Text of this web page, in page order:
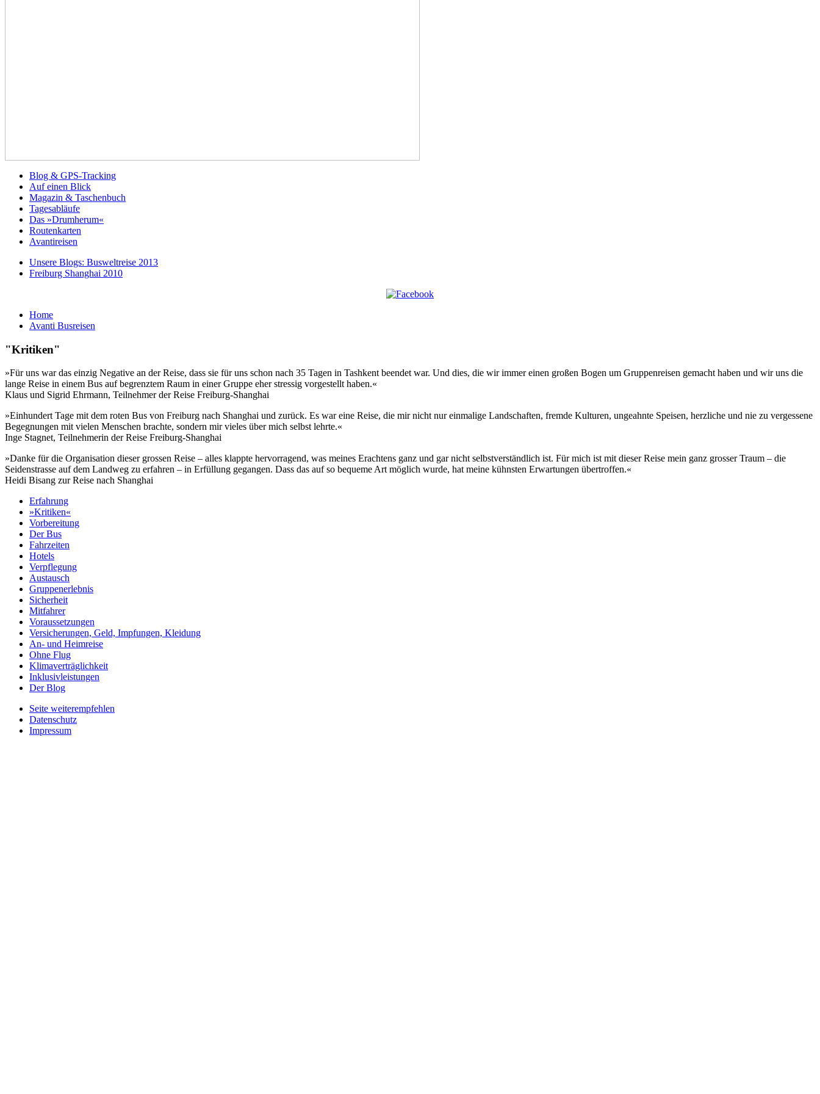
Blog & GPS-Tracking
Auf einen Blick
Magazin & Taschenbuch
Tagesabläufe
Das »Drumherum«
Routenkarten
Avantireisen
Unsere Blogs: Busweltreise 2013
Freiburg Shanghai 2010
Home
Avanti Busreisen
"Kritiken"
»Für uns war das einzig Negative an der Reise, dass sie für uns schon nach 35 Tagen in Tashkent beendet war. Und dies, die wir immer einen großen Bogen um Gruppenreisen gemacht haben und wir uns die
lange Reise in einem Bus auf begrenztem Raum in einer Gruppe eher stressig vorgestellt haben.«
Klaus und Sigrid Ehrmann, Teilnehmer der Reise Freiburg-Shanghai
»Einhundert Tage mit dem roten Bus von Freiburg nach Shanghai und zurück. Es war eine Reise, die mir nicht nur einmalige Landschaften, fremde Kulturen, ungeahnte Speisen, herzliche und nie zu vergessene
Begegnungen mit vielen Menschen brachte, sondern mir vieles über mich selbst lehrte.«
Inge Stagnet, Teilnehmerin der Reise Freiburg-Shanghai
»Danke für die Organisation dieser grossen Reise – alles klappte hervorragend, was meines Erachtens ganz und gar nicht selbstverständlich ist. Für mich ist mit dieser Reise mein ganz grosser Traum – die
Seidenstrasse auf dem Landweg zu erfahren – in Erfüllung gegangen. Dass das auf so bequeme Art möglich wurde, hat meine kühnsten Erwartungen übertroffen.«
Heidi Bisang zur Reise nach Shanghai
Erfahrung
»Kritiken«
Vorbereitung
Der Bus
Fahrzeiten
Hotels
Verpflegung
Austausch
Gruppenerlebnis
Sicherheit
Mitfahrer
Voraussetzungen
Versicherungen, Geld, Impfungen, Kleidung
An- und Heimreise
Ohne Flug
Klimaverträglichkeit
Inklusivleistungen
Der Blog
Seite weiterempfehlen
Datenschutz
Impressum